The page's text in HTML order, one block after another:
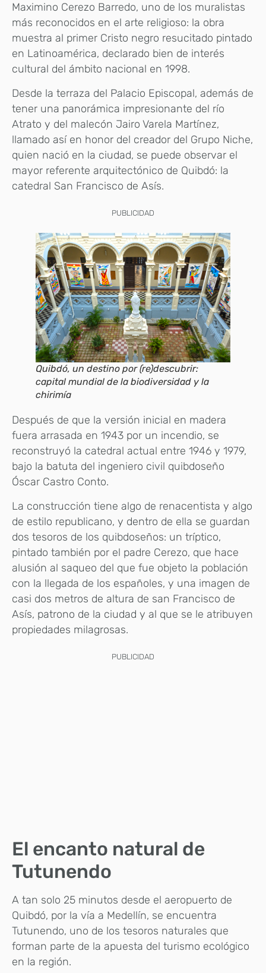
Maximino Cerezo Barredo, uno de los muralistas
más reconocidos en el arte religioso: la obra
muestra al primer Cristo negro resucitado pintado
en Latinoamérica, declarado bien de interés
cultural del ámbito nacional en 1998.
Desde la terraza del Palacio Episcopal, además de
tener una panorámica impresionante del río
Atrato y del malecón Jairo Varela Martínez,
llamado así en honor del creador del Grupo Niche,
quien nació en la ciudad, se puede observar el
mayor referente arquitectónico de Quibdó: la
catedral San Francisco de Asís.
PUBLICIDAD
Quibdó, un destino por (re)descubrir:
capital mundial de la biodiversidad y la
chirimía
Después de que la versión inicial en madera
fuera arrasada en 1943 por un incendio, se
reconstruyó la catedral actual entre 1946 y 1979,
bajo la batuta del ingeniero civil quibdoseño
Óscar Castro Conto.
La construcción tiene algo de renacentista y algo
de estilo republicano, y dentro de ella se guardan
dos tesoros de los quibdoseños: un tríptico,
pintado también por el padre Cerezo, que hace
alusión al saqueo del que fue objeto la población
con la llegada de los españoles, y una imagen de
casi dos metros de altura de san Francisco de
Asís, patrono de la ciudad y al que se le atribuyen
propiedades milagrosas.
PUBLICIDAD
El encanto natural de
Tutunendo
A tan solo 25 minutos desde el aeropuerto de
Quibdó, por la vía a Medellín, se encuentra
Tutunendo, uno de los tesoros naturales que
forman parte de la apuesta del turismo ecológico
en la región.